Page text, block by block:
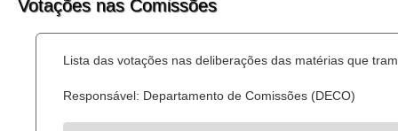
Dados Governamentais Abertos
Processo Legislativo
Votações nas Comissões
Lista das votações nas deliberações das matérias que
Responsável: Departamento de Comissões (DECO)